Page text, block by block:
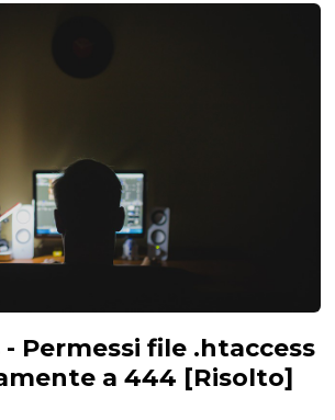
Permessi file .htaccess
a 444 [Risolto]